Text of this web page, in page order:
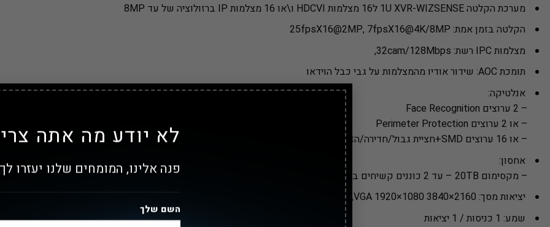
לא יודע מה אתה
פנה אלינו, המומחים שלנו יעזרו
השם שלך
מערכת הקלטה 1U XVR-WIZSENSE ל16 מצלמות HDCVI ו\או 16 מצלמות IP ברזולוציה של עד 8MP
הקלטה בזמן אמת: 25fpsX16@2MP, 7fpsX16@4K/8MP
מצלמות IPC רשת: 32cam/128Mbps,
תומכת AOC: שידור אודיו מהמצלמות על גבי כבל הוידאו
אנלטיקה:
– 2 ערוצים Face Recognition
– או 2 ערוצים Perimeter Protection
– או 16 ערוצים SMD+חציית גבול/חדירה/הזזת חפץ/השארת חפץ
אחסון:
– מקסימום 20TB – עד 2 כוננים קשיחים בנפח של עד 10TB כל אחד (לא כלול)
יציאות מסך: 2160×3840 HDMI\VGA 1920×1080
שמע: 1 כניסות / 1 יציאות